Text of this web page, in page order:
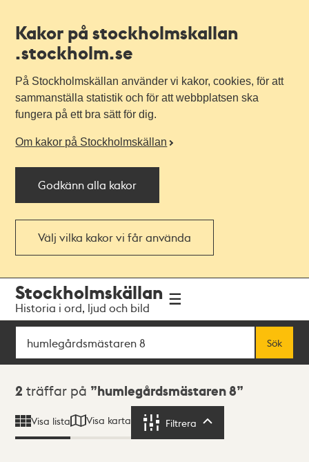
Kakor på stockholmskallan
.stockholm.se
På Stockholmskällan använder vi kakor, cookies, för att
sammanställa statistik och för att webbplatsen ska
fungera på ett bra sätt för dig.
Om kakor på Stockholmskällan
Godkänn alla kakor
Välj vilka kakor vi får använda
navigationen
huvudinnehållet
Stockholmskällan
Historia i ord, ljud och bild
Sök
Sök
Sökresultat
2 träffar på humlegårdsmästaren 8
Visa lista Visa karta Filtrera